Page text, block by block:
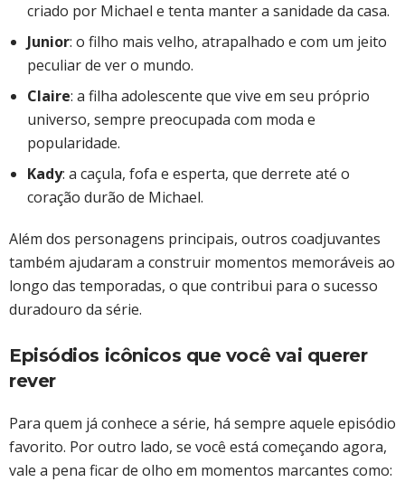
criado por Michael e tenta manter a sanidade da casa.
Junior: o filho mais velho, atrapalhado e com um jeito
peculiar de ver o mundo.
Claire: a filha adolescente que vive em seu próprio
universo, sempre preocupada com moda e
popularidade.
Kady: a caçula, fofa e esperta, que derrete até o
coração durão de Michael.
Além dos personagens principais, outros coadjuvantes
também ajudaram a construir momentos memoráveis ao
longo das temporadas, o que contribui para o sucesso
duradouro da série.
Episódios icônicos que você vai querer
rever
Para quem já conhece a série, há sempre aquele episódio
favorito. Por outro lado, se você está começando agora,
vale a pena ficar de olho em momentos marcantes como: